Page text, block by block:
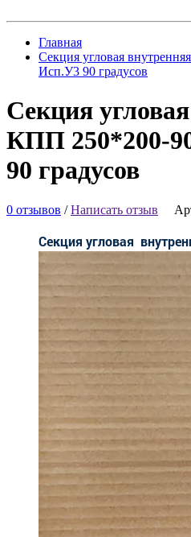
Главная
Секция угловая
Исп.У3 90 градусов
Секция
КПП 250*200-
90 градусов
0 отзывов /Написать отзыв